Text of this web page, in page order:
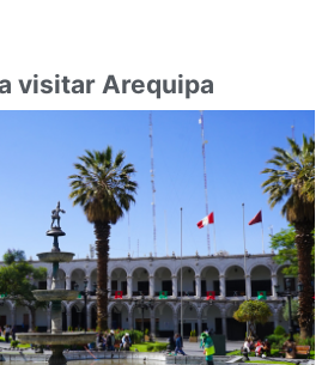
visitar Arequipa